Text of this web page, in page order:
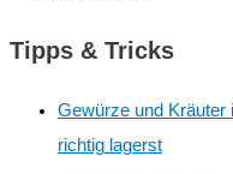
Tipps & Tricks
Gewürze und Kräuter
richtig lagerst